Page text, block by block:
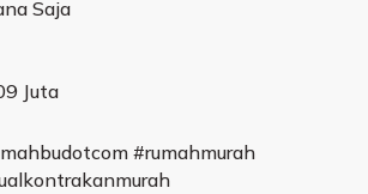
Saja
Juta
#rumahmurah